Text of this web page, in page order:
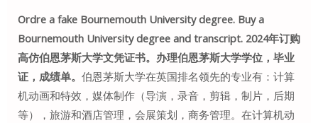
Ordre a fake Bournemouth University degree. Buy a
Bournemouth University degree and transcript. 2024年订购
高仿伯恩茅斯大学文凭证书。办理伯恩茅斯大学学位，毕业
证，成绩单。 伯恩茅斯大学在英国排名领先的专业有：计算
机动画和特效，媒体制作（导演，录音，剪辑，制片，后期
等），旅游和酒店管理，会展策划，商务管理。在计算机动